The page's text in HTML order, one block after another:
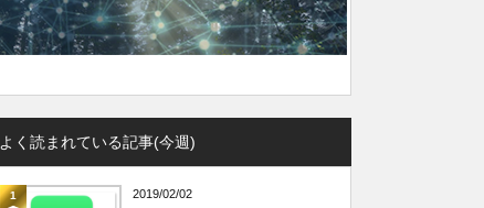
よく読まれている記事(今週)
1 2019/02/02